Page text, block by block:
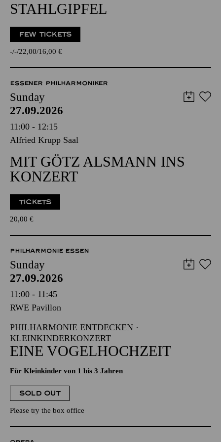
STAHLGIPFEL
FEW TICKETS
- - 22,00 16,00 €
ESSENER PHILHARMONIKER
Sunday
27.09.2026
11:00 - 12:15
Alfried Krupp Saal
MIT GÖTZ ALSMANN INS
KONZERT
TICKETS
20,00 €
PHILHARMONIE ESSEN
Sunday
27.09.2026
11:00 - 11:45
RWE Pavillon
PHILHARMONIE ENTDECKEN ·
KLEINKINDERKONZERT
EINE VOGELHOCHZEIT
Für Kleinkinder von 1 bis 3 Jahren
SOLD OUT
Please try the box office